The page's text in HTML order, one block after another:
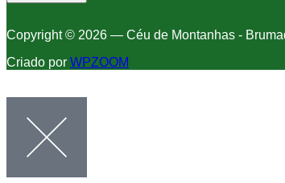
Copyright © 2026 — Céu de Montanhas -
Criado por WPZOOM